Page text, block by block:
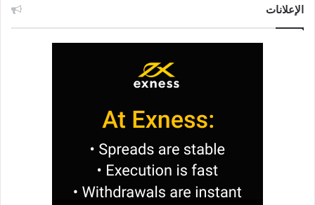
الإعلانات